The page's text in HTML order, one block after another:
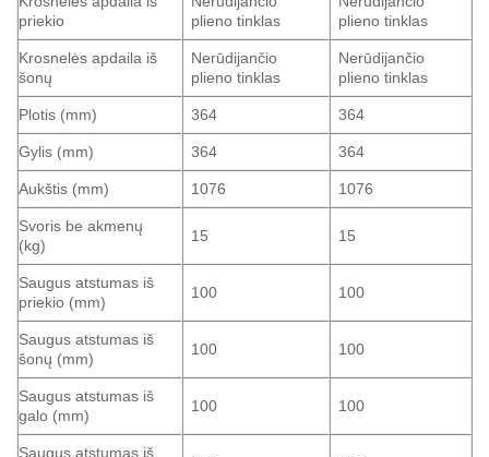
priekio
plieno tinklas
plieno tinklas
Krosnelės apdaila iš
šonų
Nerūdijančio
plieno tinklas
Nerūdijančio
plieno tinklas
Plotis (mm) 364 364
Gylis (mm) 364 364
Aukštis (mm) 1076 1076
Svoris be akmenų
(kg)
15 15
Saugus atstumas iš
priekio (mm)
100 100
Saugus atstumas iš
šonų (mm)
100 100
Saugus atstumas iš
galo (mm)
100 100
Saugus atstumas iš